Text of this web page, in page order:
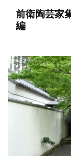
前衛陶芸家
編